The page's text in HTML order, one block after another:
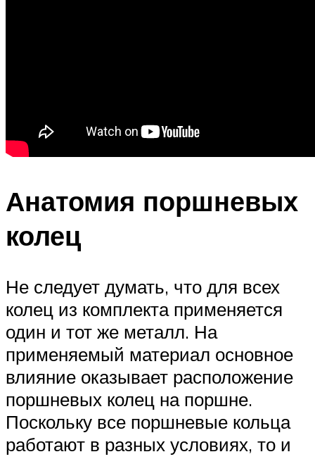
Анатомия поршневых
колец
Не следует думать, что для всех
колец из комплекта применяется
один и тот же металл. На
применяемый материал основное
влияние оказывает расположение
поршневых колец на поршне.
Поскольку все поршневые кольца
работают в разных условиях, то и